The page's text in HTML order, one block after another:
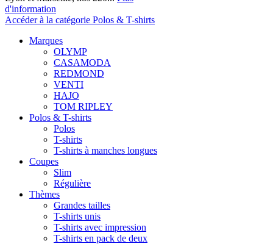
d'information
Accéder à la catégorie Polos & T-shirts
Marques
OLYMP
CASAMODA
REDMOND
VENTI
HAJO
TOM RIPLEY
Polos & T-shirts
Polos
T-shirts
T-shirts à manches longues
Coupes
Slim
Régulière
Thèmes
Grandes tailles
T-shirts unis
T-shirts avec impression
T-shirts en pack de deux